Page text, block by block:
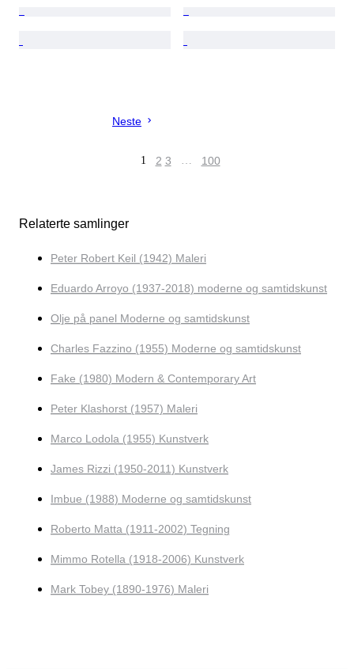
Neste
1 2 3 … 100
Relaterte samlinger
Peter Robert Keil (1942) Maleri
Eduardo Arroyo (1937-2018) moderne og samtidskunst
Olje på panel Moderne og samtidskunst
Charles Fazzino (1955) Moderne og samtidskunst
Fake (1980) Modern & Contemporary Art
Peter Klashorst (1957) Maleri
Marco Lodola (1955) Kunstverk
James Rizzi (1950-2011) Kunstverk
Imbue (1988) Moderne og samtidskunst
Roberto Matta (1911-2002) Tegning
Mimmo Rotella (1918-2006) Kunstverk
Mark Tobey (1890-1976) Maleri